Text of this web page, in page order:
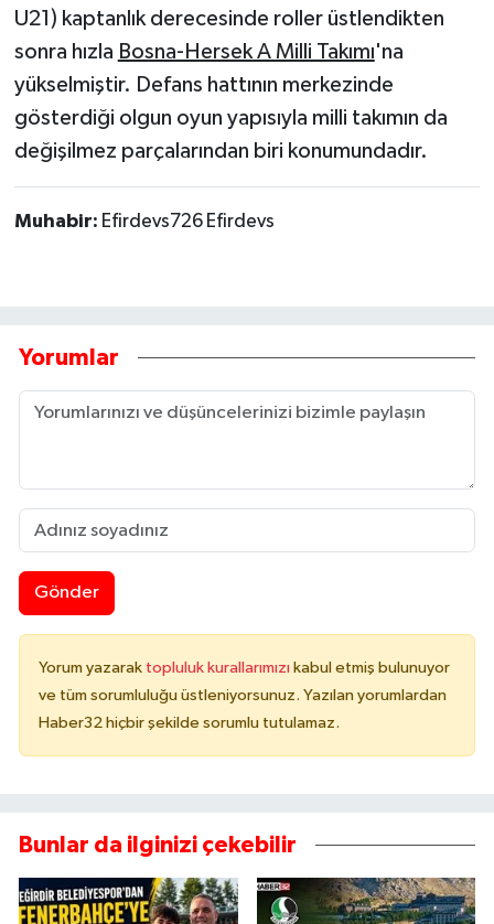
U21) kaptanlık derecesinde roller üstlendikten
sonra hızla Bosna-Hersek A Milli Takımı'na
yükselmiştir. Defans hattının merkezinde
gösterdiği olgun oyun yapısıyla milli takımın da
değişilmez parçalarından biri konumundadır.
Muhabir: Efirdevs726 Efirdevs
Yorumlar
Gönder
Yorum yazarak topluluk kurallarımızı kabul etmiş bulunuyor
ve tüm sorumluluğu üstleniyorsunuz. Yazılan yorumlardan
Haber32 hiçbir şekilde sorumlu tutulamaz.
Bunlar da ilginizi çekebilir